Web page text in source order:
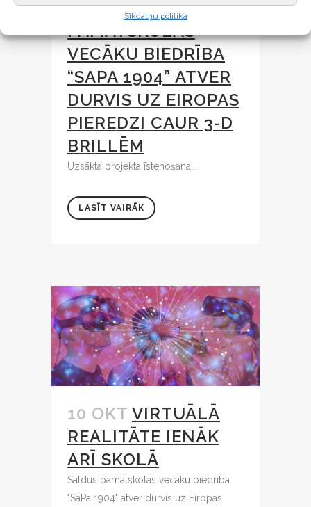
Sīkdatņu politika
14 DEC SALDUS
PAMATSKOLAS
VECĀKU BIEDRĪBA
“SAPA 1904” ATVER
DURVIS UZ EIROPAS
PIEREDZI CAUR 3-D
BRILLĒM
Uzsākta projekta īstenošana...
LASĪT VAIRĀK
10 OKT VIRTUĀLĀ
REALITĀTE IENĀK
ARĪ SKOLĀ
Saldus pamatskolas vecāku biedrība
"SaPa 1904" atver durvis uz Eiropas